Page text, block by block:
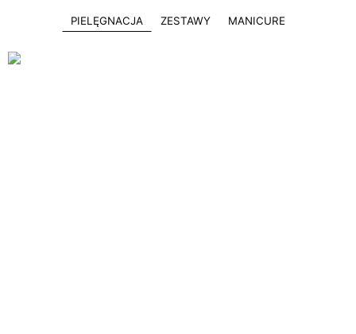
PIELĘGNACJA ZESTAWY MANICURE